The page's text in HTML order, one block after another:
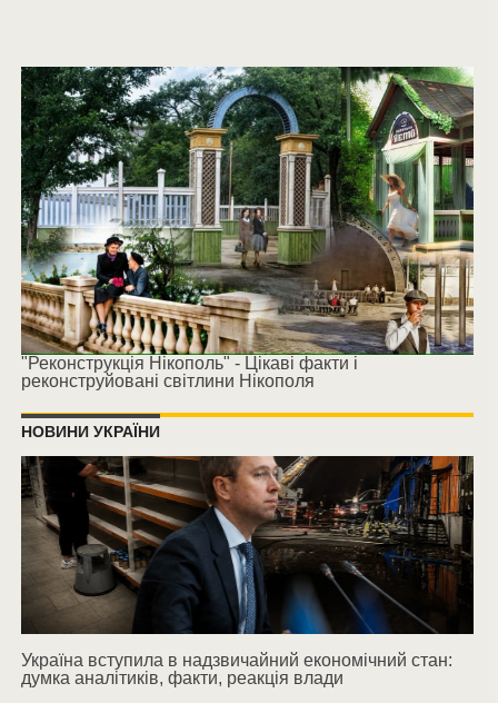
"Реконструкція Нікополь" - Цікаві факти і
реконструйовані світлини Нікополя
НОВИНИ УКРАЇНИ
Україна вступила в надзвичайний економічний стан:
думка аналітиків, факти, реакція влади